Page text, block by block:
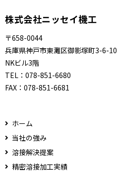
株式会社ニッセイ機工
〒658-0044
兵庫県神戸市東灘区御影塚町3-6-10
NKビル3階
TEL： 078-851-6680
FAX： 078-851-6681
ホーム
当社の強み
溶接解決提案
精密溶接加工実績